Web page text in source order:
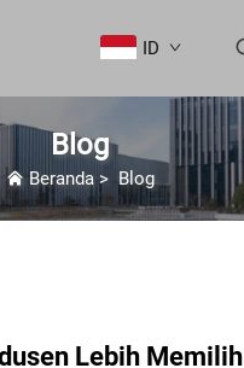
ID
Blog
Beranda> Blog
Lebih Memilih